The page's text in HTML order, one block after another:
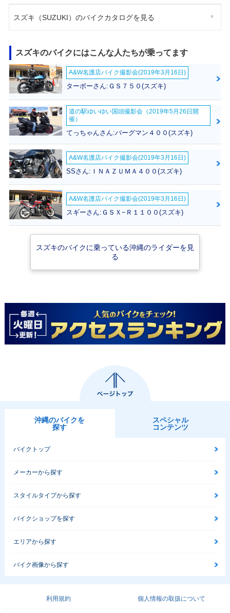
スズキ（SUZUKI）のバイクカタログを見る
スズキのバイクにはこんな人たちが乗ってます
A&W名護店バイク撮影会(2019年3月16日)
ターボーさん:ＧＳ７５０(スズキ)
道の駅ゆいゆい国頭撮影会（2019年5月26日開
催）
てっちゃんさん:バーグマン４００(スズキ)
A&W名護店バイク撮影会(2019年3月16日)
SSさん:ＩＮＡＺＵＭＡ４００(スズキ)
A&W名護店バイク撮影会(2019年3月16日)
スギーさん:ＧＳＸ−Ｒ１１００(スズキ)
スズキのバイクに乗っている沖縄のライダーを見
る
沖縄のバイクを
探す
スペシャル
コンテンツ
バイクトップ
メーカーから探す
スタイルタイプから探す
バイクショップを探す
エリアから探す
バイク画像から探す
利用規約 個人情報の取扱について